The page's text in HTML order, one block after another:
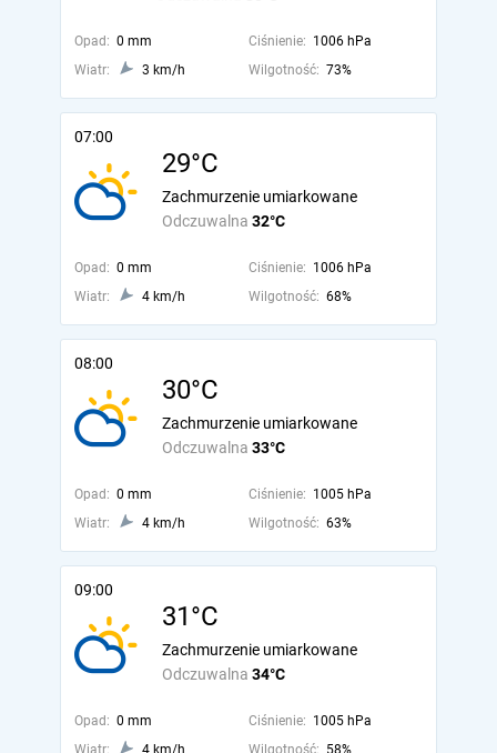
Opad: 0 mm Ciśnienie: 1006 hPa
Wiatr:
3 km/h Wilgotność: 73%
07:00
29°C
Odczuwalna 32°C
Zachmurzenie umiarkowane
Opad: 0 mm Ciśnienie: 1006 hPa
Wiatr:
4 km/h Wilgotność: 68%
08:00
30°C
Odczuwalna 33°C
Zachmurzenie umiarkowane
Opad: 0 mm Ciśnienie: 1005 hPa
Wiatr:
4 km/h Wilgotność: 63%
09:00
31°C
Odczuwalna 34°C
Zachmurzenie umiarkowane
Opad: 0 mm Ciśnienie: 1005 hPa
Wiatr:
4 km/h Wilgotność: 58%